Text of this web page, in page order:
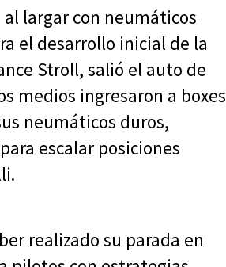
largar con neumáticos
el desarrollo inicial de la
Stroll, salió el auto de
medios ingresaron a boxes
neumáticos duros,
escalar posiciones
realizado su parada en